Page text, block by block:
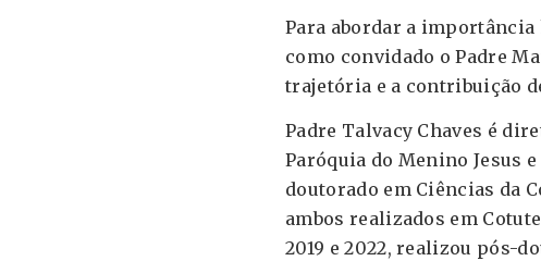
Para abordar a importância
como convidado o Padre
trajetória e a contribuição
Padre Talvacy Chaves é
Paróquia do Menino Jesus
doutorado em Ciências da
ambos realizados em
2019 e 2022, realizou pós-